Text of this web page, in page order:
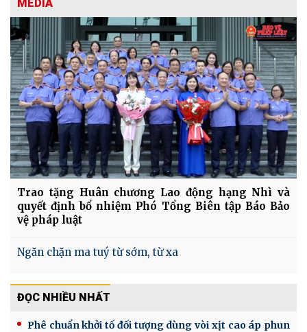
MEDIA
Trao tặng Huân chương Lao động hạng Nhì và
quyết định bổ nhiệm Phó Tổng Biên tập Báo Bảo
vệ pháp luật
Ngăn chặn ma tuý từ sớm, từ xa
ĐỌC NHIỀU NHẤT
Phê chuẩn khởi tố đối tượng dùng vòi xịt cao áp phun